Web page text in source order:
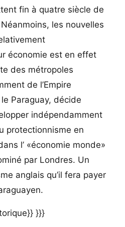
fin à quatre siècle de
les nouvelles
économie est en effet
des métropoles
de l’Empire
Paraguay, décide
indépendamment
protectionnisme en
l’ «économie monde»
par Londres. Un
anglais qu’il fera payer
}}}